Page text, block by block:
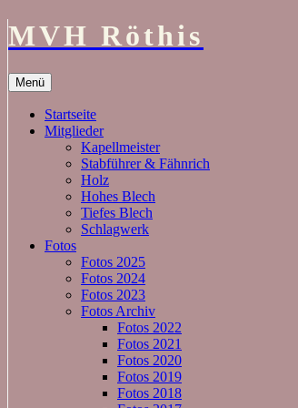
MVH Röthis
Menü
Inhalt
springen
Startseite
Mitglieder
Kapellmeister
Stabführer & Fähnrich
Holz
Hohes Blech
Tiefes Blech
Schlagwerk
Fotos
Fotos 2025
Fotos 2024
Fotos 2023
Fotos Archiv
Fotos 2022
Fotos 2021
Fotos 2020
Fotos 2019
Fotos 2018